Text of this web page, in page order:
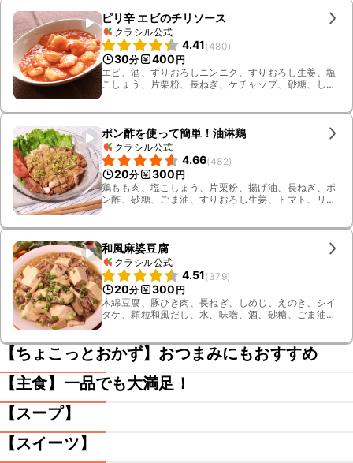
ピリ辛 エビのチリソース
クラシル公式
4.41(480)
30分 400 円
エビ、酒、すりおろしニンニク、すりおろし生姜、塩
こしょう、片栗粉、長ねぎ、ケチャップ、砂糖、しょ
ポン酢を使って簡単！油淋鶏
クラシル公式
4.66(482)
20分 300 円
鶏もも肉、塩こしょう、片栗粉、揚げ油、長ねぎ、ポ
ン酢、砂糖、ごま油、すりおろし生姜、トマト、リー
和風麻婆豆腐
クラシル公式
4.51(379)
20分 300 円
木綿豆腐、豚ひき肉、長ねぎ、しめじ、えのき、シイ
タケ、顆粒和風だし、水、味噌、酒、砂糖、ごま油、
【ちょこっとおかず】おつまみにもおすすめ
【主食】一品でも大満足！
【スープ】
【スイーツ】